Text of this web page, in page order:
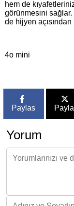
hem de
görünmesini sağlar.
de hijyen
4o mini
Paylas
Yorum